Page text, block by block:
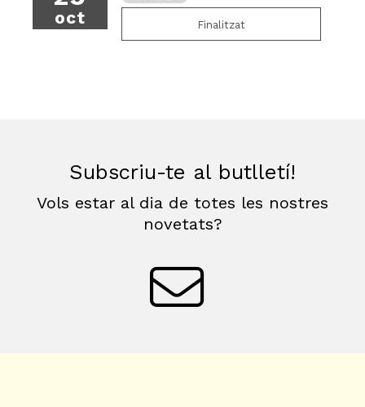
oct Finalitzat
Subscriu-te al butlletí!
Vols estar al dia de totes les nostres
novetats?